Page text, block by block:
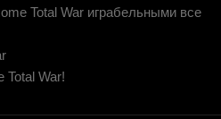
Total War играбельными все
Total War!